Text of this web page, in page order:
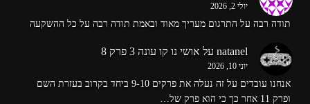
יולי 2, 2026
תודה רבה על התרגום מעריך מאוד ובאמת תודה רבה על כל ההשקעה
natanel על אושי נו קו עונה 3 פרק 8
יוני 10, 2026
אנחנו עובדים על זה נעלה את פרקים 9-10 ביחד בקרוב בעזרת השם
ופרק 11 אחר כך כי הוא פרק של…